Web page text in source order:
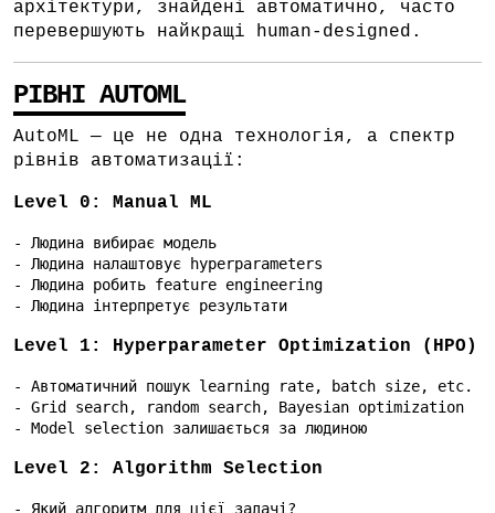
архітектури, знайдені автоматично, часто
перевершують найкращі human-designed.
РІВНІ AUTOML
AutoML — це не одна технологія, а спектр
рівнів автоматизації:
Level 0: Manual ML
- Людина вибирає модель
- Людина налаштовує hyperparameters
- Людина робить feature engineering
- Людина інтерпретує результати
Level 1: Hyperparameter Optimization (HPO)
- Автоматичний пошук learning rate, batch size, etc.
- Grid search, random search, Bayesian optimization
- Model selection залишається за людиною
Level 2: Algorithm Selection
- Який алгоритм для цієї задачі?